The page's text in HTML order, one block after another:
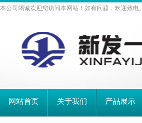
本公司竭诚欢迎您访问本网站！如有问题，欢迎致电。
网站首页 关于我们 产品展示